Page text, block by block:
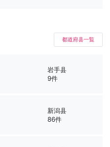
都道府县一覧
岩手县
9件
新潟县
86件